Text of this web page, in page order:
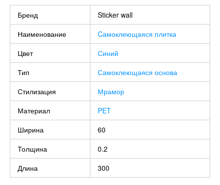
Бренд
Sticker wall
Наименование
Cамоклеющаяся плитка
Цвет
Синий
Тип
Самоклеющаяся основа
Стилизация
Мрамор
Материал
PET
Ширина
60
Толщина
0.2
Длина
300